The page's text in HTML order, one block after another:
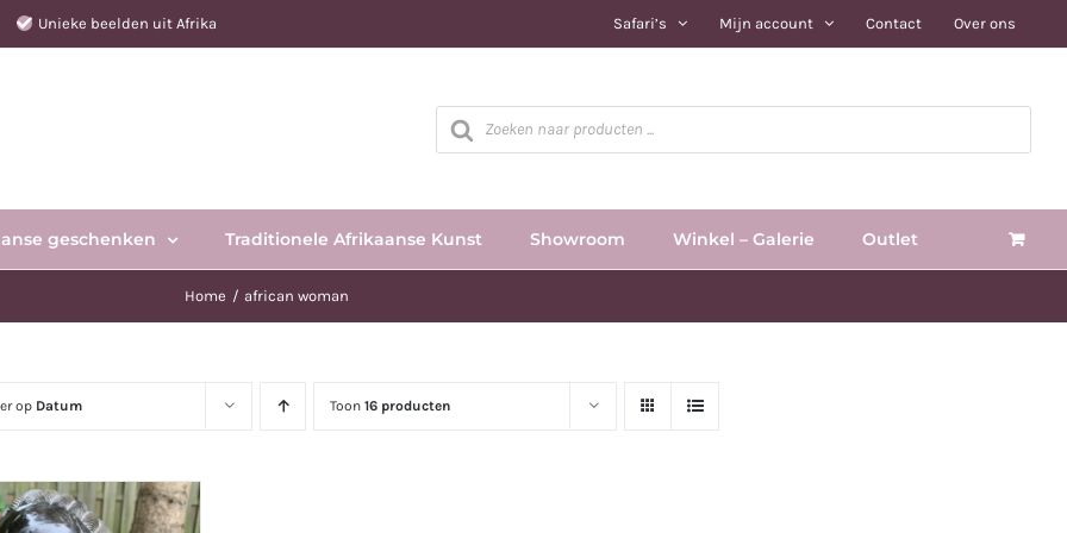
Unieke beelden uit Afrika Safari’s Mijn account Contact Over ons
Producten
zoeken
geschenken Traditionele Afrikaanse Kunst Showroom Winkel – Galerie Outlet
Home african woman
op Datum Toon16 producten